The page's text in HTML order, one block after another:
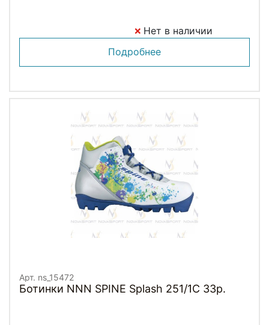
Нет в наличии
Подробнее
Арт. ns_15472
Ботинки NNN SPINE Splash 251/1C 33р.